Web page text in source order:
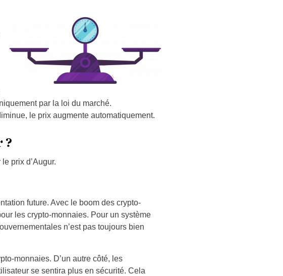
par la loi du marché.
le prix augmente automatiquement.
?
prix d’Augur.
future. Avec le boom des crypto-
les crypto-monnaies. Pour un système
n’est pas toujours bien
monnaies. D’un autre côté, les
se sentira plus en sécurité. Cela